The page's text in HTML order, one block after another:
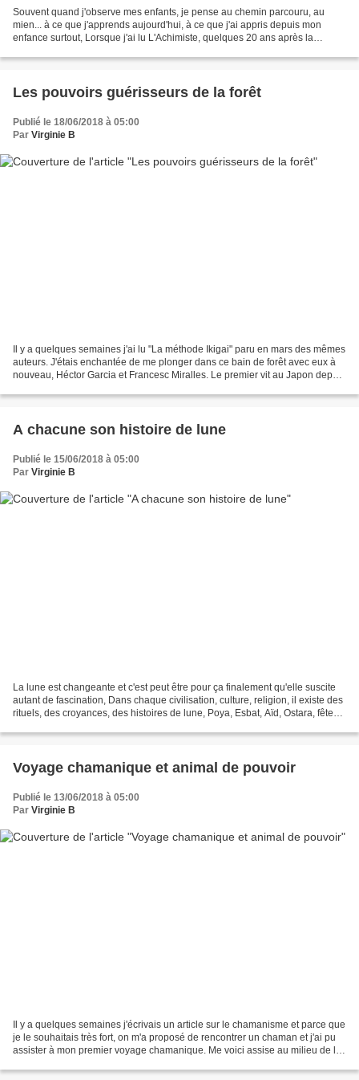
Souvent quand j'observe mes enfants, je pense au chemin parcouru, au
mien... à ce que j'apprends aujourd'hui, à ce que j'ai appris depuis mon
enfance surtout, Lorsque j'ai lu L'Achimiste, quelques 20 ans après la
Les pouvoirs guérisseurs de la forêt
Publié le 18/06/2018 à 05:00
Par Virginie B
Il y a quelques semaines j'ai lu "La méthode Ikigai" paru en mars des mêmes
auteurs. J'étais enchantée de me plonger dans ce bain de forêt avec eux à
nouveau, Héctor Garcia et Francesc Miralles. Le premier vit au Japon depuis
A chacune son histoire de lune
Publié le 15/06/2018 à 05:00
Par Virginie B
La lune est changeante et c'est peut être pour ça finalement qu'elle suscite
autant de fascination, Dans chaque civilisation, culture, religion, il existe des
rituels, des croyances, des histoires de lune, Poya, Esbat, Aïd, Ostara, fête
Voyage chamanique et animal de pouvoir
Publié le 13/06/2018 à 05:00
Par Virginie B
Il y a quelques semaines j'écrivais un article sur le chamanisme et parce que
je le souhaitais très fort, on m'a proposé de rencontrer un chaman et j'ai pu
assister à mon premier voyage chamanique. Me voici assise au milieu de la